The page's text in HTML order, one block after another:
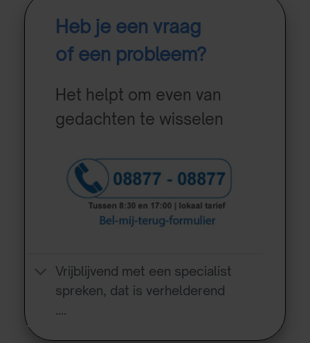
Heb je een vraag
of een probleem?
Het helpt om even van
gedachten te wisselen
Vrijblijvend met een specialist
spreken, dat is verhelderend
….